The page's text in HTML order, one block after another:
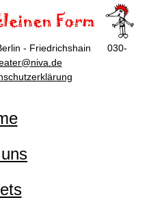
- Friedrichshain 030-